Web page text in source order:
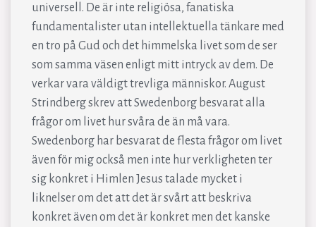
universell. De är inte religiösa, fanatiska
fundamentalister utan intellektuella tänkare med
en tro på Gud och det himmelska livet som de ser
som samma väsen enligt mitt intryck av dem. De
verkar vara väldigt trevliga människor. August
Strindberg skrev att Swedenborg besvarat alla
frågor om livet hur svåra de än må vara.
Swedenborg har besvarat de flesta frågor om livet
även för mig också men inte hur verkligheten ter
sig konkret i Himlen Jesus talade mycket i
liknelser om det att det är svårt att beskriva
konkret även om det är konkret men det kanske